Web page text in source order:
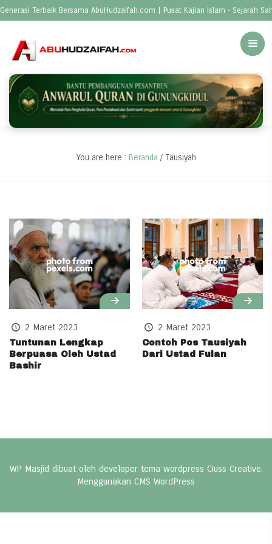
Terbaik Bersama AbuHudzaifah.com | Pusat Kajian Islam • Sejarah
You are here : Beranda / Tausiyah
2 Maret 2023
Tuntunan Lengkap
Berpuasa Oleh Ustad
Bashir
2 Maret 2023
Contoh Pos Tausiyah
Dari Ustad Fulan
WP Masjid dibuat oleh developer tema wordpress Ciuss Creative.
Menggunakan CMS WordPress